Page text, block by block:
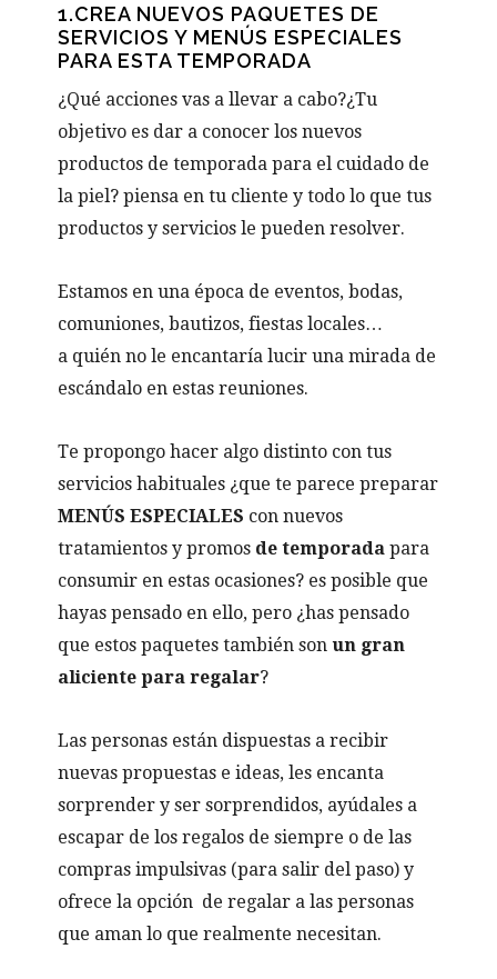
1.CREA NUEVOS PAQUETES DE
SERVICIOS Y MENÚS ESPECIALES
PARA ESTA TEMPORADA
¿Qué acciones vas a llevar a cabo?¿Tu
objetivo es dar a conocer los nuevos
productos de temporada para el cuidado de
la piel? piensa en tu cliente y todo lo que tus
productos y servicios le pueden resolver.
Estamos en una época de eventos, bodas,
comuniones, bautizos, fiestas locales…
a quién no le encantaría lucir una mirada de
escándalo en estas reuniones.
Te propongo hacer algo distinto con tus
servicios habituales ¿que te parece preparar
MENÚS ESPECIALES con nuevos
tratamientos y promos de temporada para
consumir en estas ocasiones? es posible que
hayas pensado en ello, pero ¿has pensado
que estos paquetes también sonun gran
aliciente para regalar?
Las personas están dispuestas a recibir
nuevas propuestas e ideas, les encanta
sorprender y ser sorprendidos, ayúdales a
escapar de los regalos de siempre o de las
compras impulsivas (para salir del paso) y
ofrece la opción de regalar a las personas
que aman lo que realmente necesitan.